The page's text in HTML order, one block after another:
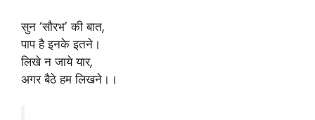
सुन ‘सौरभ’ की बात,
पाप है इनके इतने।
लिखे न जाये यार,
अगर बैठे हम लिखने।।